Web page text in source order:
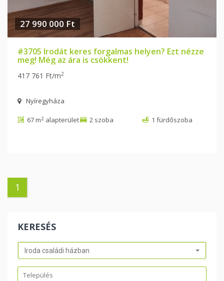
27 990 000 Ft
#3705 Irodát keres forgalmas helyen? Ezt nézze
meg! Még az ára is csökkent!
417 761 Ft/m2
Nyíregyháza
67 m2 alapterület 2 szoba 1 fürdőszoba
1
KERESÉS
Iroda családi házban